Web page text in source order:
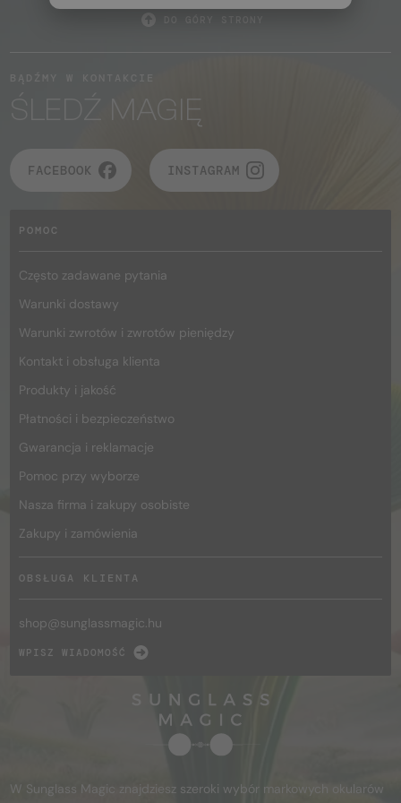
DO GÓRY STRONY
ŚLEDŹ MAGIĘ
FACEBOOK INSTAGRAM
POMOC
Często zadawane pytania
Warunki dostawy
Warunki zwrotów i zwrotów pieniędzy
Kontakt i obsługa klienta
Produkty i jakość
Płatności i bezpieczeństwo
Gwarancja i reklamacje
Pomoc przy wyborze
Nasza firma i zakupy osobiste
Zakupy i zamówienia
OBSŁUGA KLIENTA
shop@sunglassmagic.hu
WPISZ WIADOMOŚĆ
W Sunglass Magic znajdziesz szeroki wybór markowych okularów